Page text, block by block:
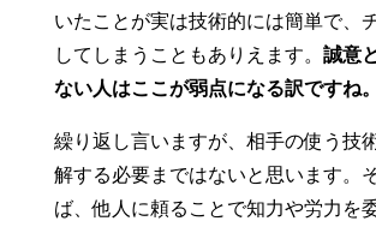
いたことが実は技術的には簡単で、
してしまうこともありえます。 誠意
ない人はここが弱点になる訳ですね。
繰り返し言いますが、相手の使う技
解する必要まではないと思います。
ば、他人に頼ることで知力や労力を